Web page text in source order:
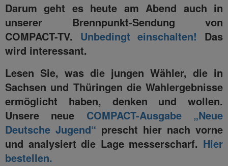
Darum geht es heute am Abend auch in
unserer Brennpunkt-Sendung von
COMPACT-TV. Unbedingt einschalten! Das
wird interessant.
Lesen Sie, was die jungen Wähler, die in
Sachsen und Thüringen die Wahlergebnisse
ermöglicht haben, denken und wollen.
Unsere neue COMPACT-Ausgabe „Neue
Deutsche Jugend“ prescht hier nach vorne
und analysiert die Lage messerscharf. Hier
bestellen.